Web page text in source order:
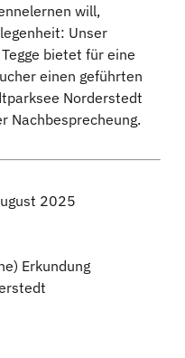
will,
Unser
bietet für eine
einen geführten
Norderstedt
Nachbesprecheung.
2025
Erkundung